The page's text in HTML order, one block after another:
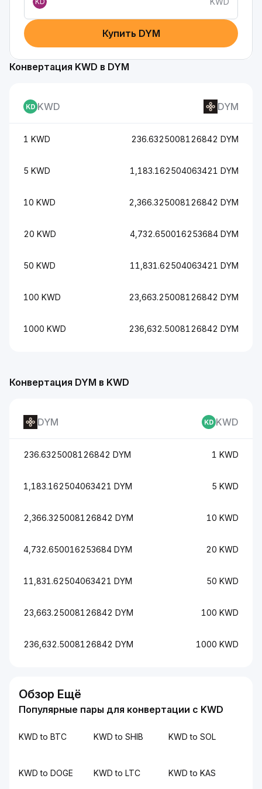
Купить DYM
Конвертация DYM в KWD
DYM KWD
236.6325008126842 DYM 1 KWD
1,183.162504063421 DYM 5 KWD
2,366.325008126842 DYM 10 KWD
4,732.650016253684 DYM 20 KWD
11,831.62504063421 DYM 50 KWD
23,663.25008126842 DYM 100 KWD
236,632.5008126842 DYM 1000 KWD
Конвертация KWD в DYM
KWD DYM
1 KWD 236.6325008126842 DYM
5 KWD 1,183.162504063421 DYM
10 KWD 2,366.325008126842 DYM
20 KWD 4,732.650016253684 DYM
50 KWD 11,831.62504063421 DYM
100 KWD 23,663.25008126842 DYM
1000 KWD 236,632.5008126842 DYM
Обзор Ещё
Популярные пары для конвертации с KWD
KWD to BTC KWD to SHIB KWD to SOL
KWD to DOGE KWD to LTC KWD to KAS